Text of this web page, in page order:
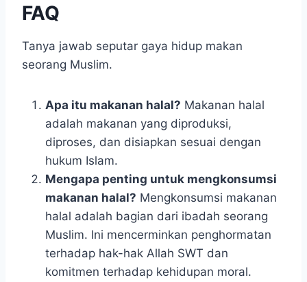
FAQ
Tanya jawab seputar gaya hidup makan
seorang Muslim.
Apa itu makanan halal? Makanan halal
adalah makanan yang diproduksi,
diproses, dan disiapkan sesuai dengan
hukum Islam.
Mengapa penting untuk mengkonsumsi
makanan halal? Mengkonsumsi makanan
halal adalah bagian dari ibadah seorang
Muslim. Ini mencerminkan penghormatan
terhadap hak-hak Allah SWT dan
komitmen terhadap kehidupan moral.